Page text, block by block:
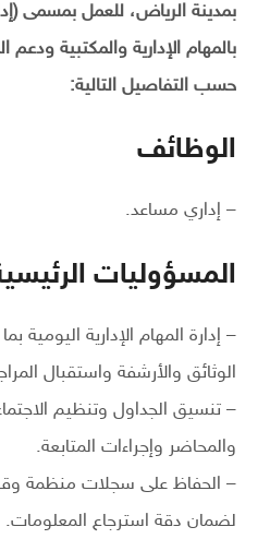
بمدينة الرياض، للعمل بمسمى
بالمهام الإدارية والمكتبية ودعم
حسب التفاصيل التالية:
الوظائف
– إداري مساعد.
المسؤوليات
– إدارة المهام الإدارية اليومية
الوثائق والأرشفة واستقبال
– تنسيق الجداول وتنظيم
والمحاضر وإجراءات المتابعة.
– الحفاظ على سجلات منظمة
لضمان دقة استرجاع المعلومات.